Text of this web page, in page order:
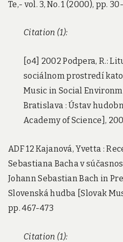
Te,- vol. 3, No. 1 (2000), pp.
Citation (1):
[o4] 2002 Podpera, R.:
sociálnom prostredí
Music in Social
Bratislava : Ústav
Academy of Science],
ADF 12 Kajanová, Yvetta :
Sebastiana Bacha v
Johann Sebastian Bach in
Slovenská hudba [Slovak
pp. 467-473
Citation (1):